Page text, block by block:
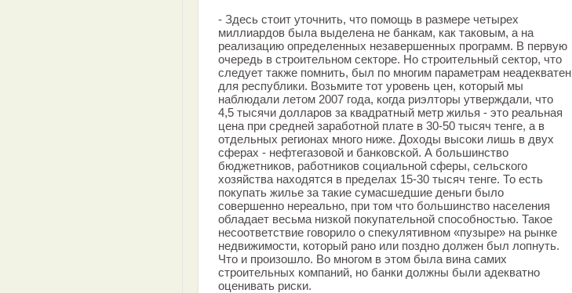
- Здесь стоит уточнить, что помощь в размере четырех
миллиардов была выделена не банкам, как таковым, а на
реализацию определенных незавершенных программ. В первую
очередь в строительном секторе. Но строительный сектор, что
следует также помнить, был по многим параметрам неадекватен
для республики. Возьмите тот уровень цен, который мы
наблюдали летом 2007 года, когда риэлторы утверждали, что
4,5 тысячи долларов за квадратный метр жилья - это реальная
цена при средней заработной плате в 30-50 тысяч тенге, а в
отдельных регионах много ниже. Доходы высоки лишь в двух
сферах - нефтегазовой и банковской. А большинство
бюджетников, работников социальной сферы, сельского
хозяйства находятся в пределах 15-30 тысяч тенге. То есть
покупать жилье за такие сумасшедшие деньги было
совершенно нереально, при том что большинство населения
обладает весьма низкой покупательной способностью. Такое
несоответствие говорило о спекулятивном «пузыре» на рынке
недвижимости, который рано или поздно должен был лопнуть.
Что и произошло. Во многом в этом была вина самих
строительных компаний, но банки должны были адекватно
оценивать риски.